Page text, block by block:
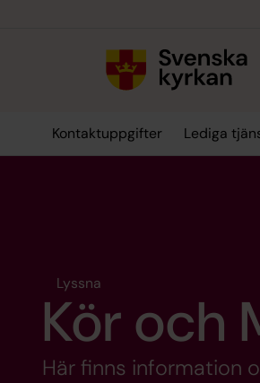
Kontaktuppgifter Lediga
Lyssna
Kör och
Här finns information